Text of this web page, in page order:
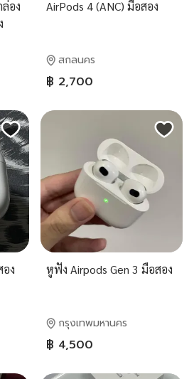
อง
AirPods 4 (ANC) มือสอง
สกลนคร
฿ 2,700
ง หูฟัง Airpods Gen 3 มือสอง
กรุงเทพมหานคร
฿ 4,500